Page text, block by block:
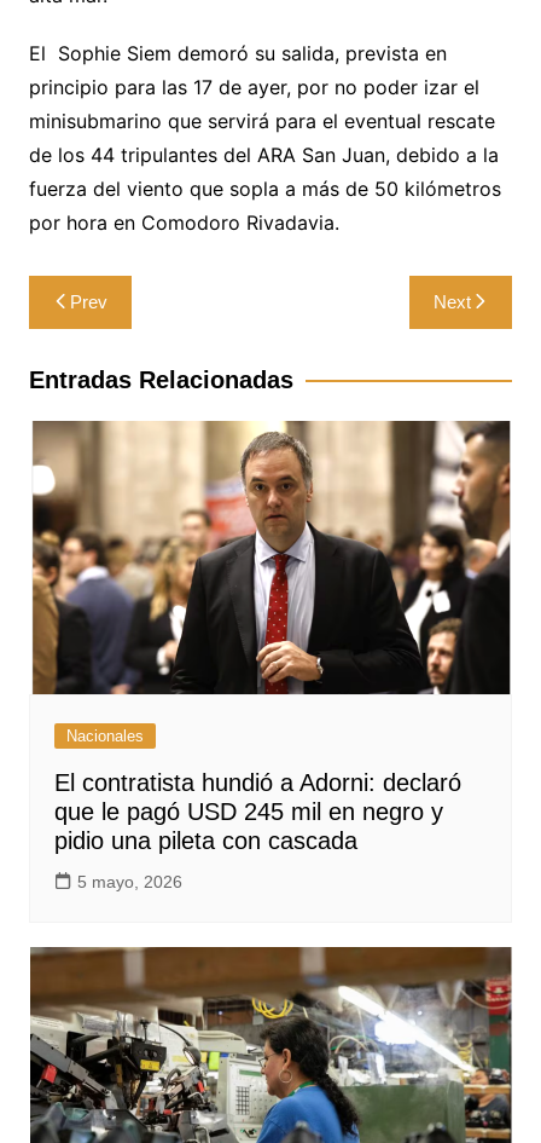
El Sophie Siem demoró su salida, prevista en
principio para las 17 de ayer, por no poder izar el
minisubmarino que servirá para el eventual rescate
de los 44 tripulantes del ARA San Juan, debido a la
fuerza del viento que sopla a más de 50 kilómetros
por hora en Comodoro Rivadavia.
Navegación
de
entradas
Prev Next
Entradas Relacionadas
Nacionales
El contratista hundió a Adorni: declaró
que le pagó USD 245 mil en negro y
pidio una pileta con cascada
5 mayo, 2026